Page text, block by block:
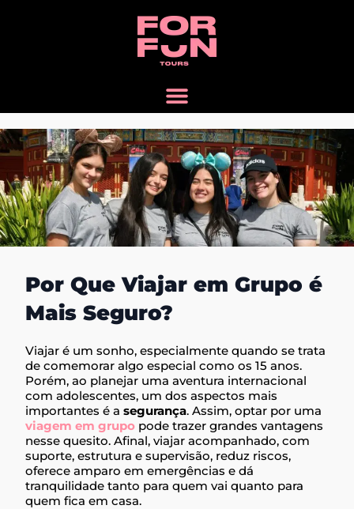
Por Que Viajar em Grupo é
Mais Seguro?
Viajar é um sonho, especialmente quando se trata
de comemorar algo especial como os 15 anos.
Porém, ao planejar uma aventura internacional
com adolescentes, um dos aspectos mais
importantes é asegurança. Assim, optar por uma
viagem em grupo pode trazer grandes vantagens
nesse quesito. Afinal, viajar acompanhado, com
suporte, estrutura e supervisão, reduz riscos,
oferece amparo em emergências e dá
tranquilidade tanto para quem vai quanto para
quem fica em casa.